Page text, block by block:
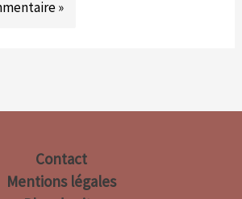
Contact
Mentions légales